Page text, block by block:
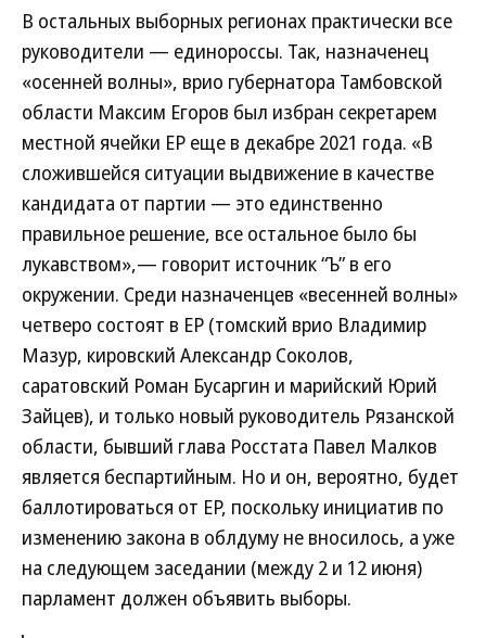
В остальных выборных регионах практически все
руководители — единороссы. Так, назначенец
«осенней волны», врио губернатора Тамбовской
области Максим Егоров был избран секретарем
местной ячейки ЕР еще в декабре 2021 года. «В
сложившейся ситуации выдвижение в качестве
кандидата от партии — это единственно
правильное решение, все остальное было бы
лукавством»,— говорит источник “Ъ” в его
окружении. Среди назначенцев «весенней волны»
четверо состоят в ЕР (томский врио Владимир
Мазур, кировский Александр Соколов,
саратовский Роман Бусаргин и марийский Юрий
Зайцев), и только новый руководитель Рязанской
области, бывший глава Росстата Павел Малков
является беспартийным. Но и он, вероятно, будет
баллотироваться от ЕР, поскольку инициатив по
изменению закона в облдуму не вносилось, а уже
на следующем заседании (между 2 и 12 июня)
парламент должен объявить выборы.